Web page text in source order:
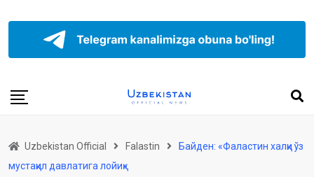
Uzbekistan Official Falastin
Байден: «Фаластин халқи ўз
мустақил давлатига лойиқ»